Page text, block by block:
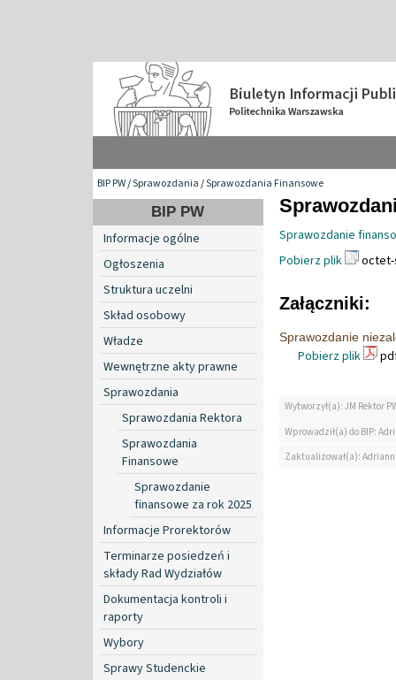
BIP PW/Sprawozdania/Sprawozdania Finansowe
BIP PW
Informacje ogólne
Ogłoszenia
Struktura uczelni
Skład osobowy
Władze
Wewnętrzne akty prawne
Sprawozdania
Sprawozdania Rektora
Sprawozdania
Finansowe
Sprawozdanie
finansowe za rok 2025
Informacje Prorektorów
Terminarze posiedzeń i
składy Rad Wydziałów
Dokumentacja kontroli i
raporty
Wybory
Sprawy Studenckie
Sprawozdanie
Pobierz plik
octet-
Załączniki:
Sprawozdanie
Pobierz plik
Wytworzył(a): JM Rektor
Wprowadził(a) do BIP:
Zaktualizował(a):